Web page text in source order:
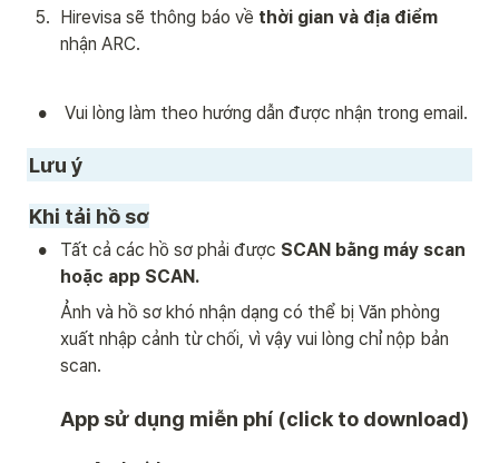
5. Hirevisa sẽ thông báo về thời gian và địa điểm
nhận ARC.
• Vui lòng làm theo hướng dẫn được nhận trong email.
Lưu ý
Khi tải hồ sơ
• Tất cả các hồ sơ phải được SCAN bằng máy scan
hoặc app SCAN.
Ảnh và hồ sơ khó nhận dạng có thể bị Văn phòng
xuất nhập cảnh từ chối, vì vậy vui lòng chỉ nộp bản
scan.
App sử dụng miễn phí (click to download)